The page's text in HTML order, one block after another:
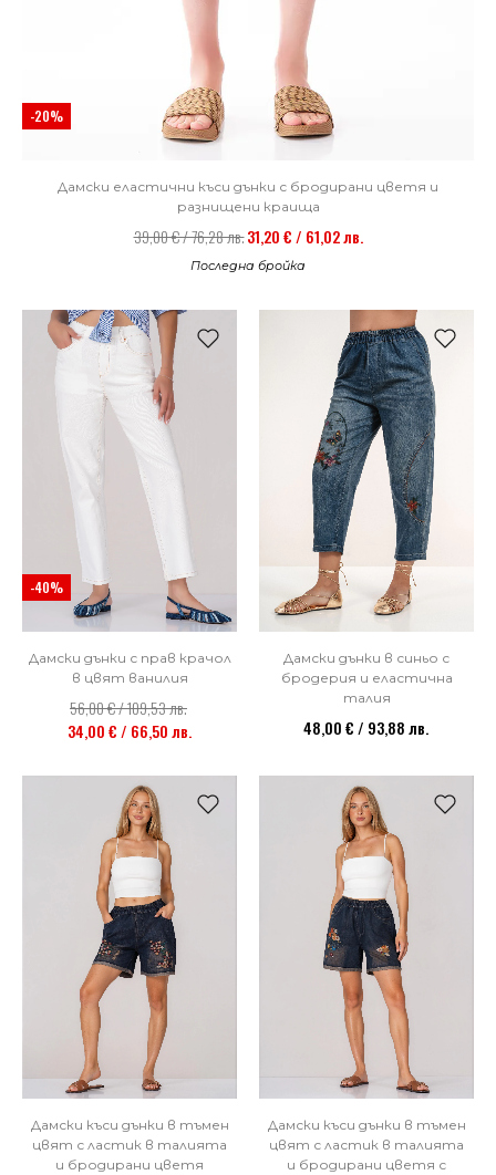
-20%
Дамски еластични къси дънки с бродирани цветя и
разнищени краища
39,00 € / 76,28 лв.31,20 € / 61,02 лв.
Последна бройка
-40%
Дамски дънки с прав крачол
в цвят ванилия
56,00 € / 109,53 лв.
34,00 € / 66,50 лв.
Дамски дънки в синьо с
бродерия и еластична
талия
48,00 € / 93,88 лв.
Дамски къси дънки в тъмен
цвят с ластик в талията
и бродирани цветя
Дамски къси дънки в тъмен
цвят с ластик в талията
и бродирани цветя с